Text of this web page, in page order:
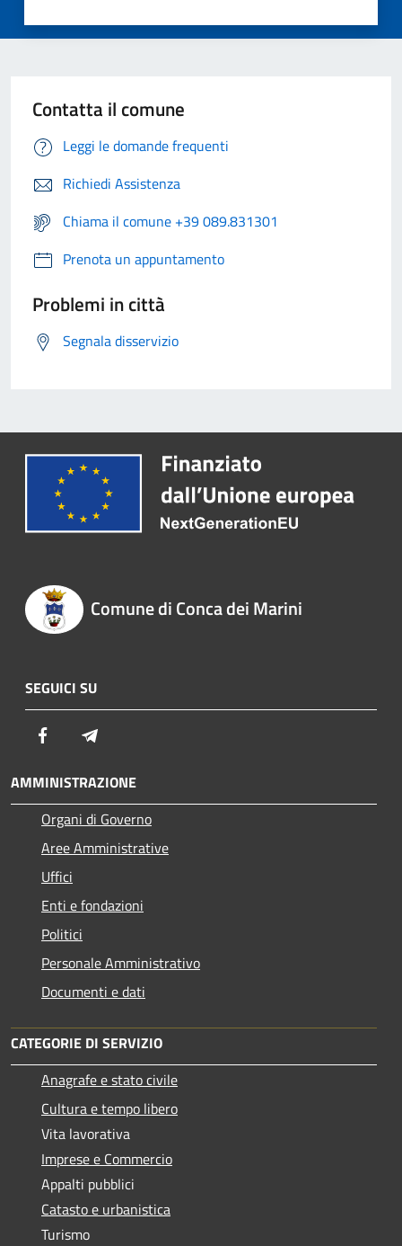
Contatta il comune
Leggi le domande frequenti
Richiedi Assistenza
Chiama il comune +39 089.831301
Prenota un appuntamento
Problemi in città
Segnala disservizio
Comune di Conca dei Marini
SEGUICI SU
Facebook
AMMINISTRAZIONE
Organi di Governo
Aree Amministrative
Uffici
Enti e fondazioni
Politici
Personale Amministrativo
Documenti e dati
CATEGORIE DI SERVIZIO
Anagrafe e stato civile
Cultura e tempo libero
Vita lavorativa
Imprese e Commercio
Appalti pubblici
Catasto e urbanistica
Turismo